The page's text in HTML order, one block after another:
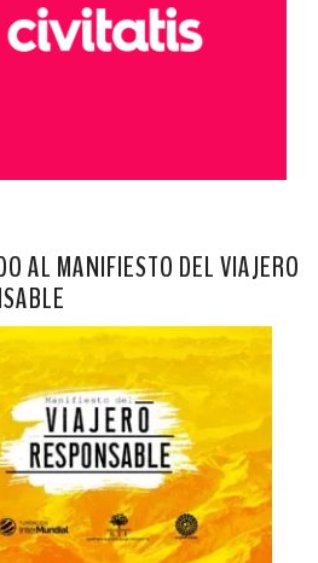
AL MANIFIESTO DEL VIAJERO